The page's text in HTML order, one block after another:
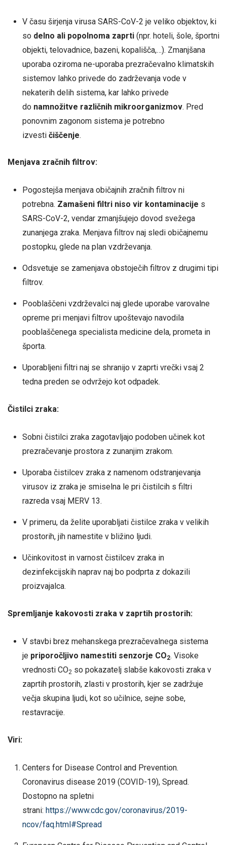
V času širjenja virusa SARS-CoV-2 je veliko objektov, ki
so delno ali popolnoma zaprti(npr. hoteli, šole, športni
objekti, telovadnice, bazeni, kopališča,…). Zmanjšana
uporaba oziroma ne-uporaba prezračevalno klimatskih
sistemov lahko privede do zadrževanja vode v
nekaterih delih sistema, kar lahko privede
do namnožitve različnih mikroorganizmov. Pred
ponovnim zagonom sistema je potrebno
izvesti čiščenje.
Menjava zračnih filtrov:
Pogostejša menjava običajnih zračnih filtrov ni
potrebna. Zamašeni filtri niso vir kontaminacije s
SARS-CoV-2, vendar zmanjšujejo dovod svežega
zunanjega zraka. Menjava filtrov naj sledi običajnemu
postopku, glede na plan vzdrževanja.
Odsvetuje se zamenjava obstoječih filtrov z drugimi tipi
filtrov.
Pooblaščeni vzdrževalci naj glede uporabe varovalne
opreme pri menjavi filtrov upoštevajo navodila
pooblaščenega specialista medicine dela, prometa in
športa.
Uporabljeni filtri naj se shranijo v zaprti vrečki vsaj 2
tedna preden se odvržejo kot odpadek.
Čistilci zraka:
Sobni čistilci zraka zagotavljajo podoben učinek kot
prezračevanje prostora z zunanjim zrakom.
Uporaba čistilcev zraka z namenom odstranjevanja
virusov iz zraka je smiselna le pri čistilcih s filtri
razreda vsaj MERV 13.
V primeru, da želite uporabljati čistilce zraka v velikih
prostorih, jih namestite v bližino ljudi.
Učinkovitost in varnost čistilcev zraka in
dezinfekcijskih naprav naj bo podprta z dokazili
proizvajalca.
Spremljanje kakovosti zraka v zaprtih prostorih:
V stavbi brez mehanskega prezračevalnega sistema
je priporočljivo namestiti senzorje CO2. Visoke
vrednosti CO2 so pokazatelj slabše kakovosti zraka v
zaprtih prostorih, zlasti v prostorih, kjer se zadržuje
večja skupina ljudi, kot so učilnice, sejne sobe,
restavracije.
Viri:
Centers for Disease Control and Prevention.
Coronavirus disease 2019 (COVID-19), Spread.
Dostopno na spletni
strani: https://www.cdc.gov/coronavirus/2019-
ncov/faq.html#Spread